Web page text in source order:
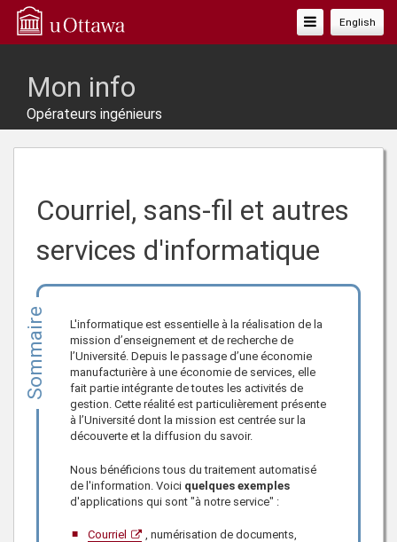
English
Basculer
La
Mon info
Opérateurs ingénieurs
Courriel, sans-fil et autres
services d'informatique
Sommaire
L'informatique est essentielle à la réalisation de la
mission d’enseignement et de recherche de
l’Université. Depuis le passage d’une économie
manufacturière à une économie de services, elle
fait partie intégrante de toutes les activités de
gestion. Cette réalité est particulièrement présente
à l’Université dont la mission est centrée sur la
découverte et la diffusion du savoir.
Nous bénéficions tous du traitement automatisé
de l'information. Voici quelques exemples
d'applications qui sont "à notre service" :
Courriel
, numérisation de documents,